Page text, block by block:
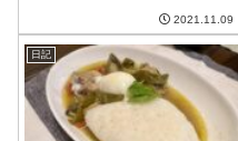
夕方には曇ってきて、夜には雨
になった。明日は雨みたいだけ
ど、あまりひどく降らないと良
いなぁ。明日から妻が手術のた
めの入院で不在と...
2021.11.09
日記